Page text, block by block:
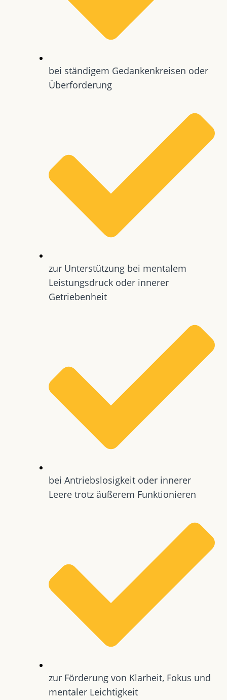
bei ständigem Gedankenkreisen oder
Überforderung
zur Unterstützung bei mentalem
Leistungsdruck oder innerer
Getriebenheit
bei Antriebslosigkeit oder innerer
Leere trotz äußerem Funktionieren
zur Förderung von Klarheit, Fokus und
mentaler Leichtigkeit